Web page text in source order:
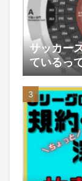
サッカー
ているっ